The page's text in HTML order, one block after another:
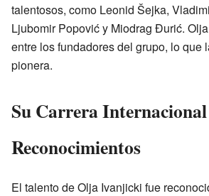
talentosos, como Leonid Šejka,
Ljubomir Popović y Miodrag Đurić.
entre los fundadores del grupo, lo que
pionera.
Su Carrera
Reconocimientos
El talento de Olja Ivanjicki fue